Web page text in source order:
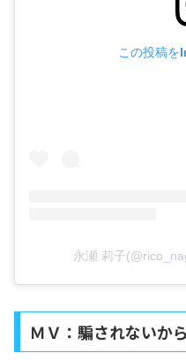
この投稿を
永瀬 莉子
ＭＶ：騙されないか